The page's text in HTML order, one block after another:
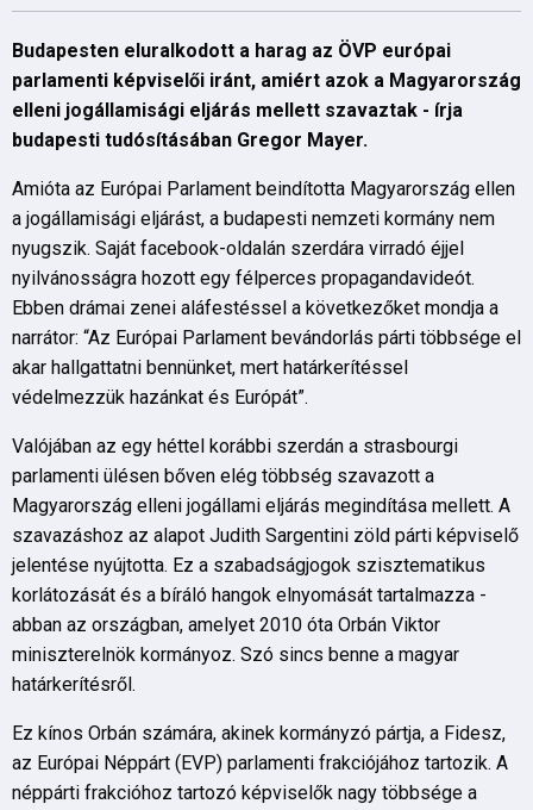
Budapesten eluralkodott a harag az ÖVP európai
parlamenti képviselői iránt, amiért azok a Magyarország
elleni jogállamisági eljárás mellett szavaztak - írja
budapesti tudósításában Gregor Mayer.
Amióta az Európai Parlament beindította Magyarország ellen
a jogállamisági eljárást, a budapesti nemzeti kormány nem
nyugszik. Saját facebook-oldalán szerdára virradó éjjel
nyilvánosságra hozott egy félperces propagandavideót.
Ebben drámai zenei aláfestéssel a következőket mondja a
narrátor: “Az Európai Parlament bevándorlás párti többsége el
akar hallgattatni bennünket, mert határkerítéssel
védelmezzük hazánkat és Európát”.
Valójában az egy héttel korábbi szerdán a strasbourgi
parlamenti ülésen bőven elég többség szavazott a
Magyarország elleni jogállami eljárás megindítása mellett. A
szavazáshoz az alapot Judith Sargentini zöld párti képviselő
jelentése nyújtotta. Ez a szabadságjogok szisztematikus
korlátozását és a bíráló hangok elnyomását tartalmazza -
abban az országban, amelyet 2010 óta Orbán Viktor
miniszterelnök kormányoz. Szó sincs benne a magyar
határkerítésről.
Ez kínos Orbán számára, akinek kormányzó pártja, a Fidesz,
az Európai Néppárt (EVP) parlamenti frakciójához tartozik. A
néppárti frakcióhoz tartozó képviselők nagy többsége a